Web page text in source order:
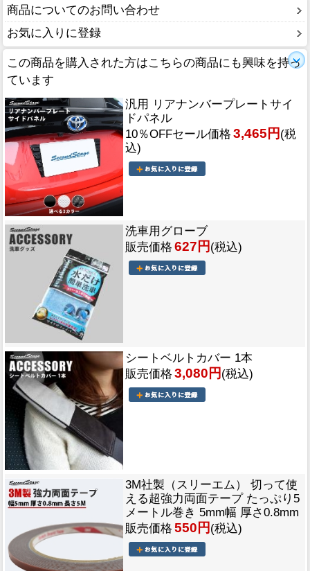
商品についてのお問い合わせ
お気に入りに登録
この商品を購入された方はこちらの商品にも興味を持っ
ています
汎用 リアナンバープレートサイ
ドパネル
10％OFFセール価格 3,465円 (税
込)
洗車用グローブ
販売価格 627円 (税込)
シートベルトカバー 1本
販売価格 3,080円 (税込)
3M社製（スリーエム） 切って使
える超強力両面テープ たっぷり5
メートル巻き 5mm幅 厚さ0.8mm
販売価格 550円 (税込)